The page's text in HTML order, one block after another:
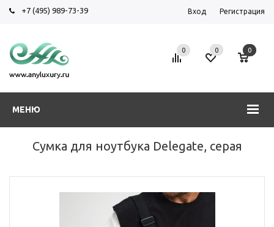
+7 (495) 989-73-39 Вход Регистрация
МЕНЮ
0 0 0
Сумка для ноутбука Delegate, серая